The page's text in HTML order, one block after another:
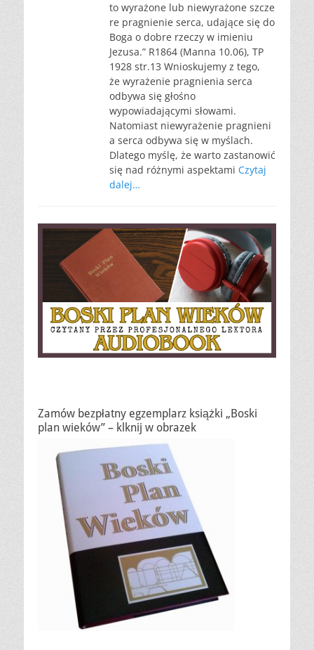
to wyrażone lub niewyrażone szcze
re pragnienie serca, udające się do
Boga o dobre rzeczy w imieniu
Jezusa.” R1864 (Manna 10.06), TP
1928 str.13 Wnioskujemy z tego,
że wyrażenie pragnienia serca
odbywa się głośno
wypowiadającymi słowami.
Natomiast niewyrażenie pragnieni
a serca odbywa się w myślach.
Dlatego myślę, że warto zastanowić
się nad różnymi aspektami Czytaj
dalej…
Zamów bezpłatny egzemplarz książki „Boski
plan wieków” – klknij w obrazek